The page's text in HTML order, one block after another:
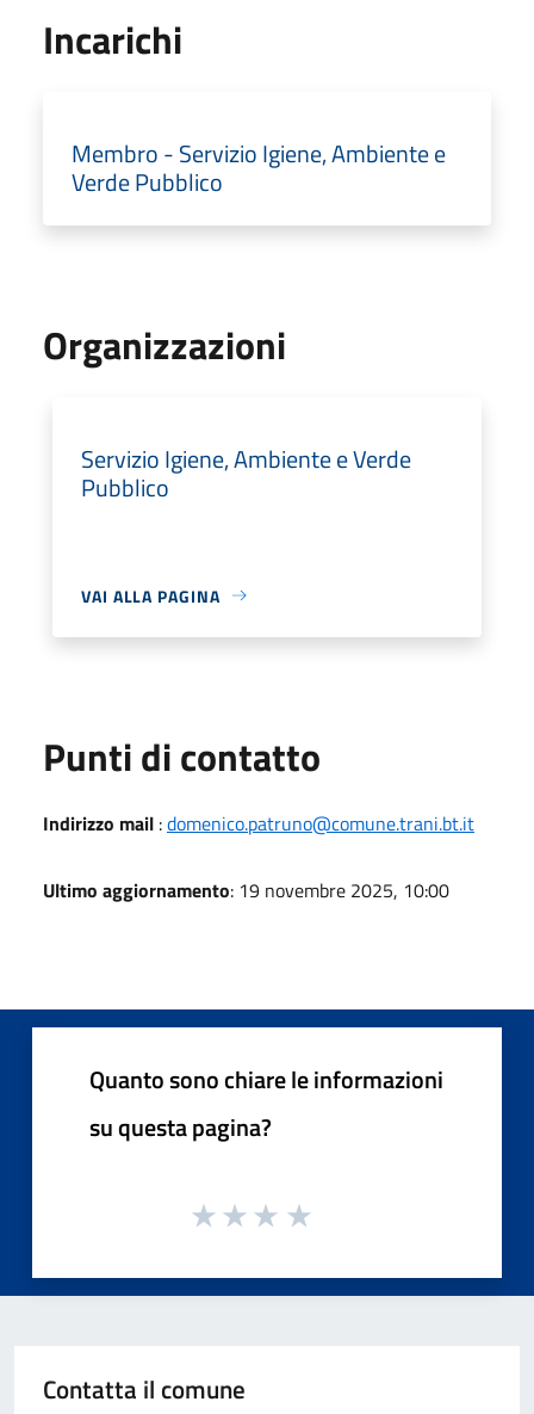
Incarichi
Membro - Servizio Igiene, Ambiente e
Verde Pubblico
Organizzazioni
Servizio Igiene, Ambiente e Verde
Pubblico
VAI ALLA PAGINA
Punti di contatto
Indirizzo mail :domenico.patruno@comune.trani.bt.it
Ultimo aggiornamento: 19 novembre 2025, 10:00
Quanto sono chiare le informazioni
su questa pagina?
Contatta il comune